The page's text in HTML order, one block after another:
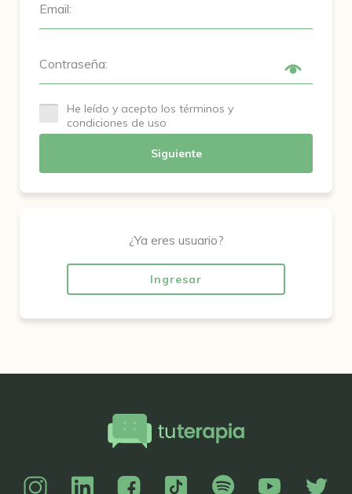
Email:
Contraseña:
He leído y acepto los términos y
condiciones de uso
Siguiente
¿Ya eres usuario?
Ingresar